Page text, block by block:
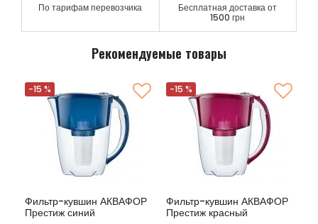
По тарифам перевозчика
Бесплатная доставка от
1500 грн
Рекомендуемые товары
-15 %
Фильтр-кувшин АКВАФОР
Престиж синий
-15 %
Фильтр-кувшин АКВАФОР
Престиж красный